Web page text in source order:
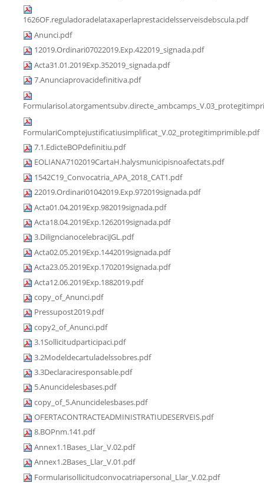
1626OF.reguladoradelataxaperlaprestacidelsserveisdebscula.pdf
Anunci.pdf
12019.Ordinari07022019.Exp.422019_signada.pdf
Acta31.01.2019Exp.352019_signada.pdf
7.Anunciaprovacidefinitiva.pdf
FormulariComptejustificatiusimplificat_V.02_protegitimprimible.pdf
7.1.EdicteBOPdefinitiu.pdf
EOLIANA7102019CartaH.halysmunicipisnoafectats.pdf
1542C19_Convocatria_APA_2018_CAT1.pdf
22019.Ordinari01042019.Exp.972019signada.pdf
Acta01.04.2019Exp.982019signada.pdf
Acta18.04.2019Exp.1262019signada.pdf
3.DiligncianocelebraciJGL.pdf
Acta02.05.2019Exp.1442019signada.pdf
Acta23.05.2019Exp.1702019signada.pdf
Acta12.06.2019Exp.1882019.pdf
copy_of_Anunci.pdf
Pressupost2019.pdf
copy2_of_Anunci.pdf
3.1Sollicitudparticipaci.pdf
3.2Modeldecartuladelssobres.pdf
3.3Declaraciresponsable.pdf
5.Anuncidelesbases.pdf
copy_of_5.Anuncidelesbases.pdf
OFERTACONTRACTEADMINISTRATIUDESERVEIS.pdf
8.BOPnm.141.pdf
Annex1.1Bases_Llar_V.02.pdf
Annex1.2Bases_Llar_V.01.pdf
Formularisollicitudconvocatriapersonal_Llar_V.02.pdf